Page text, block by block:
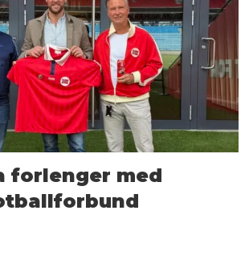
forlenger med